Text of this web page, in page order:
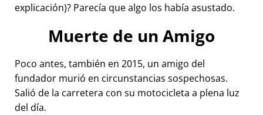
explicación)? Parecía que algo los había asustado.
Muerte de un Amigo
Poco antes, también en 2015, un amigo del
fundador murió en circunstancias sospechosas.
Salió de la carretera con su motocicleta a plena luz
del día.